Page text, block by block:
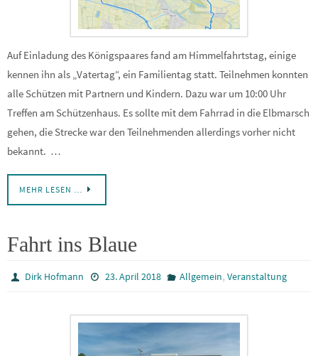
Auf Einladung des Königspaares fand am Himmelfahrtstag, einige
kennen ihn als „Vatertag“, ein Familientag statt. Teilnehmen konnten
alle Schützen mit Partnern und Kindern. Dazu war um 10:00 Uhr
Treffen am Schützenhaus. Es sollte mit dem Fahrrad in die Elbmarsch
gehen, die Strecke war den Teilnehmenden allerdings vorher nicht
bekannt. …
MEHR LESEN …
Fahrt ins Blaue
Dirk Hofmann 23. April 2018 Allgemein, Veranstaltung